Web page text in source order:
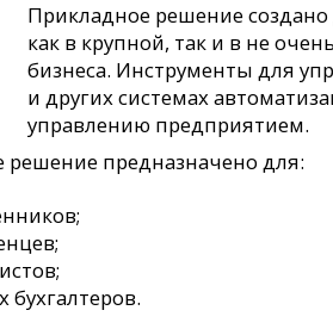
Прикладное решение создано
как в крупной, так и в не
бизнеса. Инструменты для
и других системах
управлению предприятием.
решение предназначено для:
бухгалтеров.